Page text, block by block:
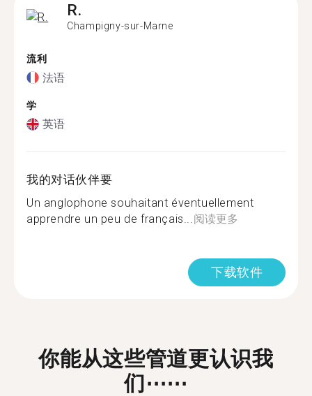
R.
Champigny-sur-Marne
流利
法语
学
英语
我的对话伙伴要
Un anglophone souhaitant éventuellement
apprendre un peu de français...阅读更多
下载软件
你能从这些管道更认识我
们⋯⋯